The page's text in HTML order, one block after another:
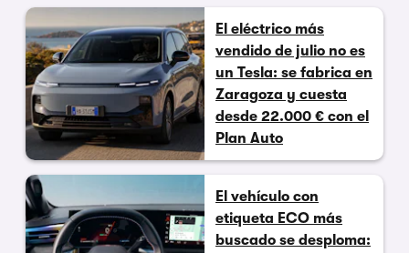
El eléctrico más
vendido de julio no es
un Tesla: se fabrica en
Zaragoza y cuesta
desde 22.000 € con el
Plan Auto
El vehículo con
etiqueta ECO más
buscado se desploma: